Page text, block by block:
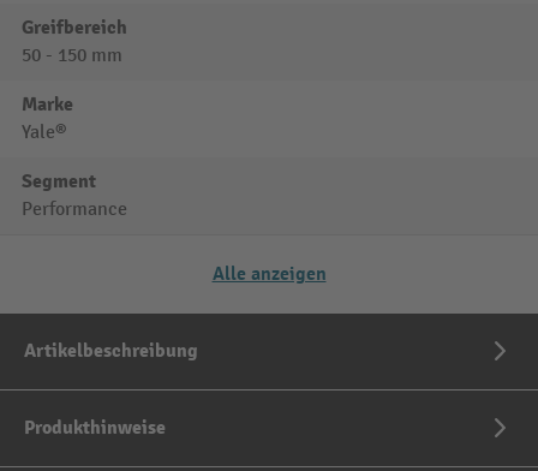
Greifbereich
50 - 150 mm
Marke
Yale®
Segment
Performance
Alle anzeigen
Artikelbeschreibung
Produkthinweise